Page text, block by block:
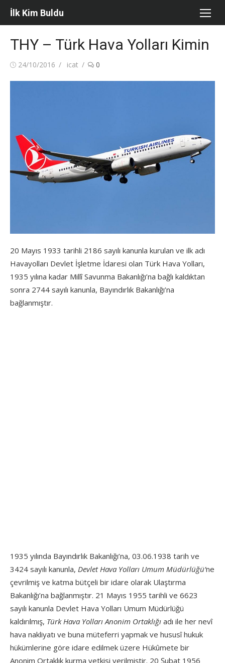
Skip
İlk Kim Buldu
THY – Türk Hava Yolları Kimin
Posted
24/10/2016 Author
icat 0
20 Mayıs 1933 tarihli 2186 sayılı kanunla kurulan ve ilk adı
Havayolları Devlet İşletme İdaresi olan Türk Hava Yolları,
1935 yılına kadar Millî Savunma Bakanlığı’na bağlı kaldıktan
sonra 2744 sayılı kanunla, Bayındırlık Bakanlığı’na
bağlanmıştır.
1935 yılında Bayındırlık Bakanlığı’na, 03.06.1938 tarih ve
3424 sayılı kanunla, Devlet Hava Yolları Umum Müdürlüğü’ne
çevrilmiş ve katma bütçeli bir idare olarak Ulaştırma
Bakanlığı’na bağlanmıştır. 21 Mayıs 1955 tarihli ve 6623
sayılı kanunla Devlet Hava Yolları Umum Müdürlüğü
kaldırılmış, Türk Hava Yolları Anonim Ortaklığı adı ile her nevî
hava nakliyatı ve buna müteferri yapmak ve hususî hukuk
hükümlerine göre idare edilmek üzere Hükûmete bir
Anonim Ortaklık kurma yetkisi verilmiştir. 20 Şubat 1956